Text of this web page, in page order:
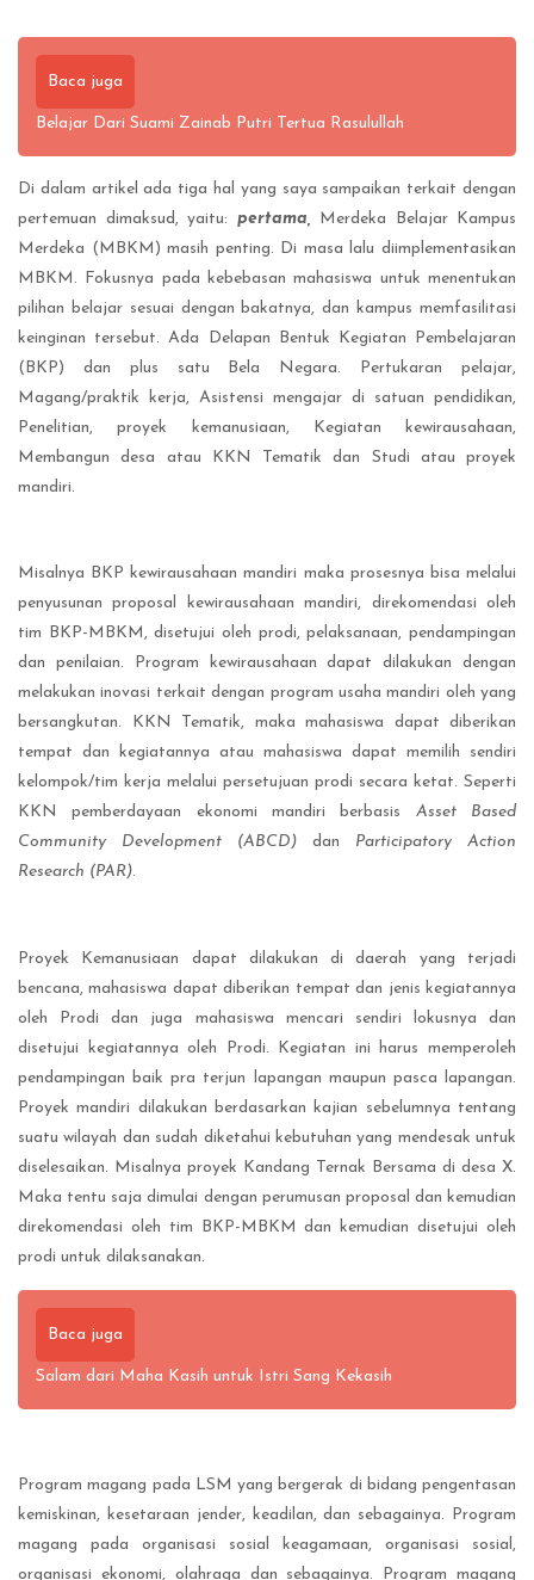
Baca juga
Belajar Dari Suami Zainab Putri Tertua Rasulullah
Di dalam artikel ada tiga hal yang saya sampaikan terkait dengan
pertemuan dimaksud, yaitu: pertama,
Merdeka Belajar Kampus
Merdeka (MBKM) masih penting. Di masa lalu diimplementasikan
MBKM. Fokusnya pada kebebasan mahasiswa untuk menentukan
pilihan belajar sesuai dengan bakatnya, dan kampus memfasilitasi
keinginan tersebut. Ada Delapan Bentuk Kegiatan Pembelajaran
(BKP) dan plus satu Bela Negara. Pertukaran pelajar,
Magang/praktik kerja, Asistensi mengajar di satuan pendidikan,
Penelitian, proyek kemanusiaan, Kegiatan kewirausahaan,
Membangun desa atau KKN Tematik dan Studi atau proyek
mandiri.
Misalnya BKP kewirausahaan mandiri maka prosesnya bisa melalui
penyusunan proposal kewirausahaan mandiri, direkomendasi oleh
tim BKP-MBKM, disetujui oleh prodi, pelaksanaan, pendampingan
dan penilaian. Program kewirausahaan dapat dilakukan dengan
melakukan inovasi terkait dengan program usaha mandiri oleh yang
bersangkutan. KKN Tematik, maka mahasiswa dapat diberikan
tempat dan kegiatannya atau mahasiswa dapat memilih sendiri
kelompok/tim kerja melalui persetujuan prodi secara ketat. Seperti
KKN pemberdayaan ekonomi mandiri berbasis Asset Based
Community Development (ABCD) dan Participatory Action
Research (PAR).
Proyek Kemanusiaan dapat dilakukan di daerah yang terjadi
bencana, mahasiswa dapat diberikan tempat dan jenis kegiatannya
oleh Prodi dan juga mahasiswa mencari sendiri lokusnya dan
disetujui kegiatannya oleh Prodi. Kegiatan ini harus memperoleh
pendampingan baik pra terjun lapangan maupun pasca lapangan.
Proyek mandiri dilakukan berdasarkan kajian sebelumnya tentang
suatu wilayah dan sudah diketahui kebutuhan yang mendesak untuk
diselesaikan. Misalnya proyek Kandang Ternak Bersama di desa X.
Maka tentu saja dimulai dengan perumusan proposal dan kemudian
direkomendasi oleh tim BKP-MBKM dan kemudian disetujui oleh
prodi untuk dilaksanakan.
Baca juga
Salam dari Maha Kasih untuk Istri Sang Kekasih
Program magang pada LSM yang bergerak di bidang pengentasan
kemiskinan, kesetaraan jender, keadilan, dan sebagainya. Program
magang pada organisasi sosial keagamaan, organisasi sosial,
organisasi ekonomi, olahraga dan sebagainya. Program magang